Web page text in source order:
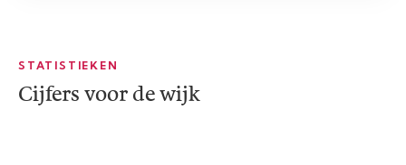
STATISTIEKEN
Cijfers voor de wijk